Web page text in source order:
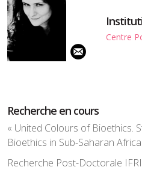
Centre
Recherche en cours
« United Colours of Bioethics.
Bioethics in Sub-Saharan
Recherche Post-Doctorale